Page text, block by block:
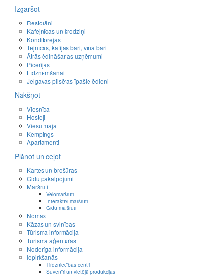
Izgaršot
Restorāni
Kafejnīcas un krodziņi
Konditorejas
Tējnīcas, kafijas bāri, vīna bāri
Ātrās ēdināšanas uzņēmumi
Picērijas
Līdzņemšanai
Jelgavas pilsētas īpašie ēdieni
Nakšņot
Viesnīca
Hosteļi
Viesu māja
Kempings
Apartamenti
Plānot un ceļot
Kartes un brošūras
Gidu pakalpojumi
Maršruti
Velomaršruti
Interaktīvi maršruti
Gidu maršruti
Nomas
Kāzas un svinības
Tūrisma informācija
Tūrisma aģentūras
Noderīga informācija
Iepirkšanās
Tirdzniecības centri
Suvenīri un vietējā produkcijas